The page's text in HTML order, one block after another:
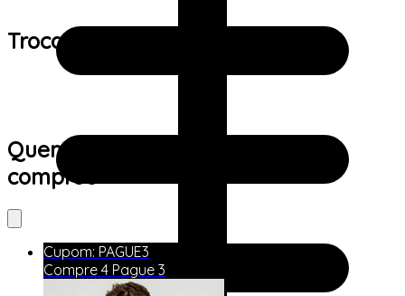
Trocas e devoluções:
Quem viu este produto também
comprou